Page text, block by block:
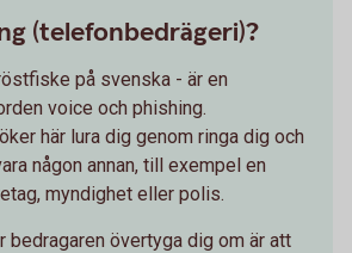
(telefonbedrägeri)?
på svenska - är en
voice och phishing.
här lura dig genom ringa dig och
någon annan, till exempel en
myndighet eller polis.
bedragaren övertyga dig om är att